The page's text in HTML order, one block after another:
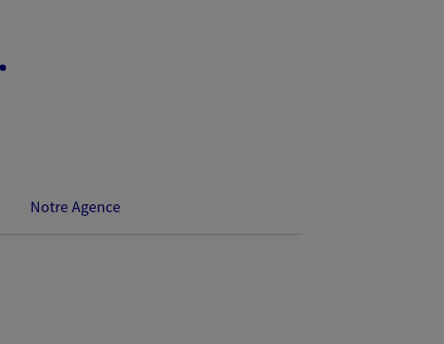
Notre Agence